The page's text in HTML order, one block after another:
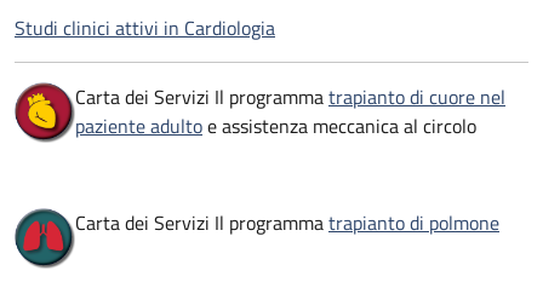
Studi clinici attivi in Cardiologia
Carta dei Servizi Il programmatrapianto di cuore nel
paziente adultoe assistenza meccanica al circolo
Carta dei Servizi Il programmatrapianto di polmone